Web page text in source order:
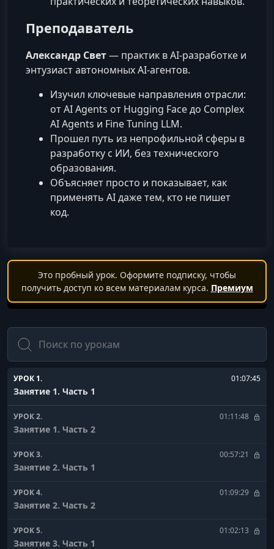
Преподаватель
Александр Свет— практик в AI‑разработке и
энтузиаст автономных AI‑агентов.
Изучил ключевые направления отрасли:
от AI Agents от Hugging Face до Complex
AI Agents и Fine Tuning LLM.
Прошел путь из непрофильной сферы в
разработку с ИИ, без технического
образования.
Объясняет просто и показывает, как
применять AI даже тем, кто не пишет
код.
Это пробный урок. Оформите подписку, чтобы
получить доступ ко всем материалам курса. Премиум
Поиск
УРОК 1. 01:07:45
Занятие 1. Часть 1
УРОК 2. 01:11:48
Занятие 1. Часть 2
УРОК 3. 00:57:21
Занятие 2. Часть 1
УРОК 4. 01:09:29
Занятие 2. Часть 2
УРОК 5. 01:02:13
Занятие 3. Часть 1